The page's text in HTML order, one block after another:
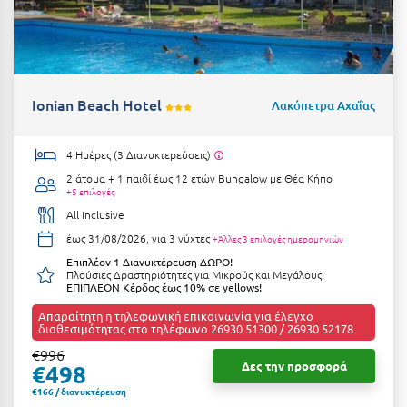
Πόρος
Πόρτο Χέλι
Πρέβεζα
Πύλος
Πύργος
Ρέθυμνο
Σαλαμίνα
Ionian Beach Hotel Λακόπετρα Αχαΐας
4 Ημέρες (3 Διανυκτερεύσεις)
2 άτομα + 1 παιδί έως 12 ετών Bungalow με Θέα Κήπο
+5 επιλογές
All Inclusive
έως 31/08/2026, για 3 νύχτες +Άλλες 3 επιλογές ημερομηνιών
Επιπλέον 1 Διανυκτέρευση ΔΩΡΟ!
Πλούσιες Δραστηριότητες για Μικρούς και Μεγάλους!
ΕΠΙΠΛΕΟΝ Κέρδος έως 10% σε yellows!
Απαραίτητη η τηλεφωνική επικοινωνία για έλεγχο
διαθεσιμότητας στο τηλέφωνο 26930 51300 / 26930 52178
€996
€498
€166 / διανυκτέρευση
Δες την προσφορά